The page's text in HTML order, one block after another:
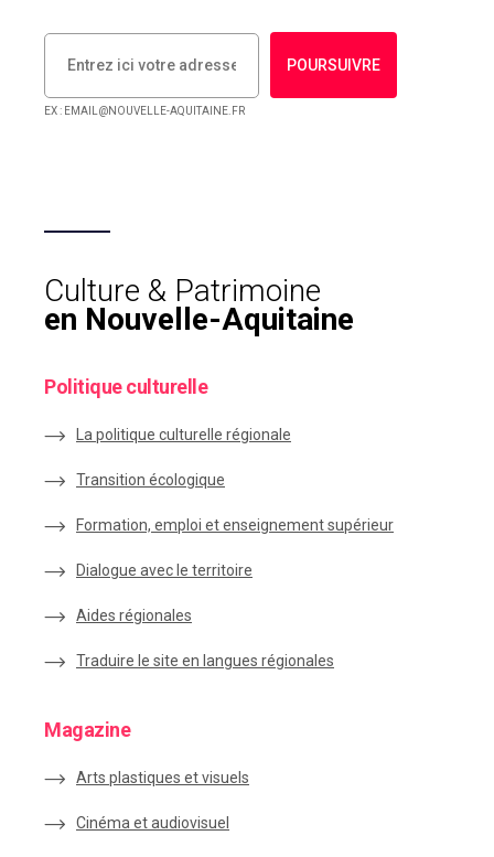
POURSUIVRE
EX : EMAIL@NOUVELLE-AQUITAINE.FR
Culture & Patrimoine
en Nouvelle-Aquitaine
Politique culturelle
La politique culturelle régionale
Transition écologique
Formation, emploi et enseignement supérieur
Dialogue avec le territoire
Aides régionales
Traduire le site en langues régionales
Magazine
Arts plastiques et visuels
Cinéma et audiovisuel